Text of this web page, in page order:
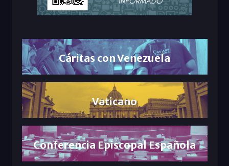
Cáritas con Venezuela
Vaticano
Conferencia Episcopal Española